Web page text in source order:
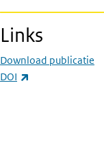
Links
Download publicatie
DOI